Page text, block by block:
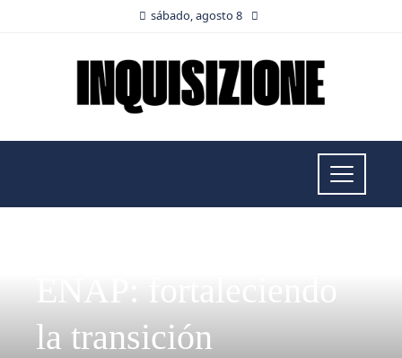
sábado, agosto 8
ENAP: fortaleciendo
la transición